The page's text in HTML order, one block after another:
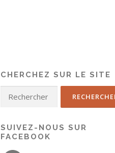
CHERCHEZ SUR LE SITE
SUIVEZ-NOUS SUR
FACEBOOK